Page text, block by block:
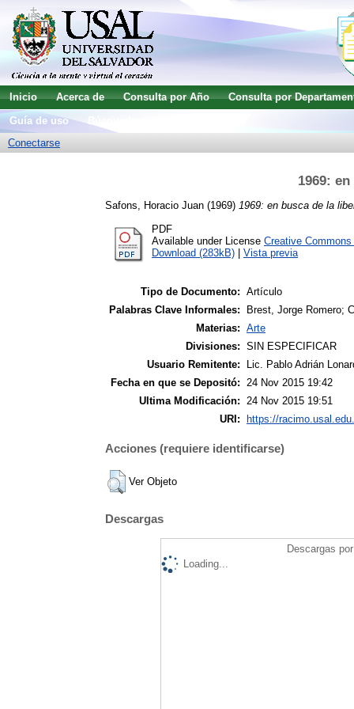
Inicio Acerca de Consulta por Año
Consulta por
Guía de uso
Conectarse
1969:
Safons, Horacio Juan (1969) 1969: en busca de la
PDF
Available under License Creative
Download (283kB)
Vista previa
Tipo de Documento: Artículo
Palabras Clave Informales:
Brest, Jorge Romero;
Materias: Arte
Divisiones: SIN ESPECIFICAR
Usuario Remitente:
Lic. Pablo Adrián
Fecha en que se Depositó: 24 Nov 2015 19:42
Ultima Modificación: 24 Nov 2015 19:51
URI:
https://
Acciones (requiere identificarse)
Ver Objeto
Descargas
Descargas
Loading...